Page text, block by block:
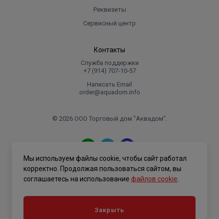
Реквизиты
Сервисный центр
Контакты
Служба поддержки
+7 (914) 707‑10‑57
Написать Email
order@aquadom.info
© 2026 ООО Торговый дом "Аквадом".
.
Политика конфиденциальности
Мы используем файлы cookie, чтобы сайт работал
корректно. Продолжая пользоваться сайтом, вы
соглашаетесь на использование файлов cookie
Закрыть